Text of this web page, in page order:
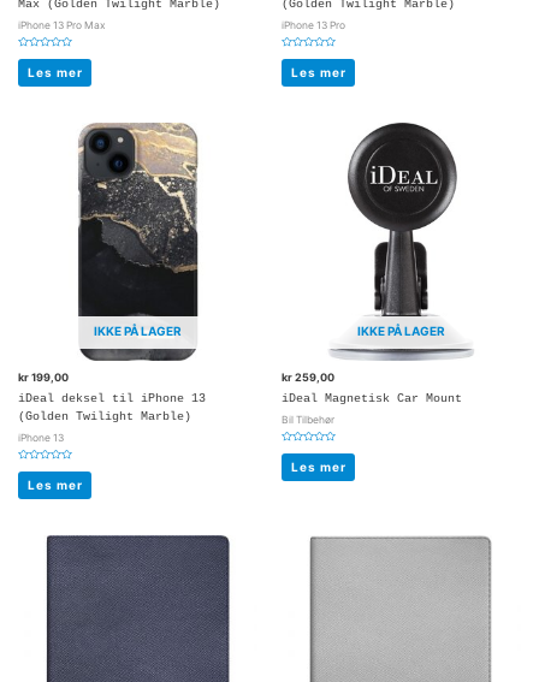
Max (Golden Twilight Marble)
iPhone 13 Pro Max
av
5
Les mer
(Golden Twilight Marble)
iPhone 13 Pro
av
5
Les mer
IKKE PÅ LAGER
kr199,00
iDeal deksel til iPhone 13
(Golden Twilight Marble)
iPhone 13
Vurdert
av
5
Les mer
IKKE PÅ LAGER
kr259,00
iDeal Magnetisk Car Mount
Bil Tilbehør
Vurdert
av
5
Les mer